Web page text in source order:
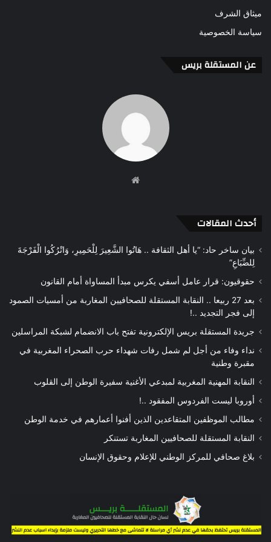
ميثاق الشرف
سياسة الخصوصية
عن المستقلة بريس
أحدث المقالات
بيان ساخر حاد: “يا أهل الثقافة .. هَاتُوا الشَّعِيرَ لِلْحَمِيرِ، وَاتْرُكُوا الْفَرْجَةَ
لِلضِّبَاعِ”
حقوقيون: قرار عامل أسفي يكرس مبدأ المساواة أمام القانون
بعد 27 ربيعا .. النقابة المستقلة للصحافيين المغاربة من أمسيات الصمود
إلى فجر التجديد ..!
جريدة المستقلة بريس الإلكترونية تفتح باب الانضمام لشبكة المراسلين
نداء وفاء من أجل لم شمل رفات شهداء حرب الصحراء المغربية في
مقبرة وطنية
النقابة المهنية المغربية لمبدعي الأغنية سفيرة الوطن إلى القلوب
أوروبا ليست الفردوس المفقود ..!
مطالب الموظفين المتقاعدين الذين أفنوا أعمارهم في خدمة الوطن
النقابة المستقلة للصحافيين المغاربة تستنكر
بلاغ صحافي للمركز الوطني للإعلام وحقوق الإنسان